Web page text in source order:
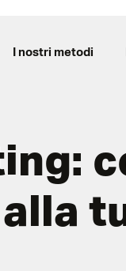
I nostri metodi